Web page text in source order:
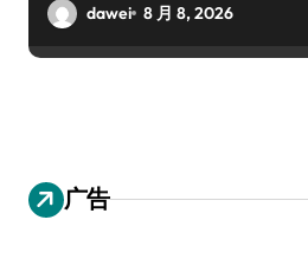
dawei 8 月 8, 2026
广告